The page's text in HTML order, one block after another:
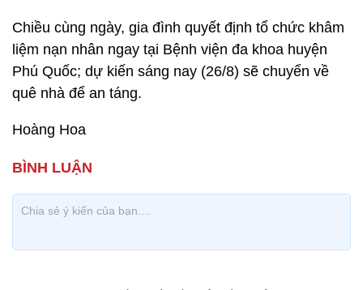
Chiều cùng ngày, gia đình quyết định tổ chức khâm
liệm nạn nhân ngay tại Bệnh viện đa khoa huyện
Phú Quốc; dự kiến sáng nay (26/8) sẽ chuyển về
quê nhà để an táng.
Hoàng Hoa